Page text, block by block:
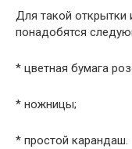
Для такой открытки
понадобятся
* цветная бумага
* ножницы;
* простой карандаш.